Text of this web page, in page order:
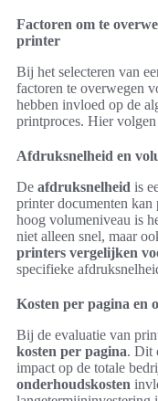
Factoren om te
printer
Bij het selecteren van
factoren te overwegen
hebben invloed op de
printproces. Hier
Afdruksnelheid en
De afdruksnelheid is
printer documenten kan
hoog volumeniveau is
niet alleen snel, maar
printers vergelijken
specifieke
Kosten per pagina en
Bij de evaluatie van
kosten per pagina. Dit
impact op de totale
onderhoudskosten